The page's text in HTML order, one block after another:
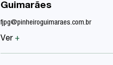
Guimarães
fjpg@pinheiroguimaraes.com.br
Ver +